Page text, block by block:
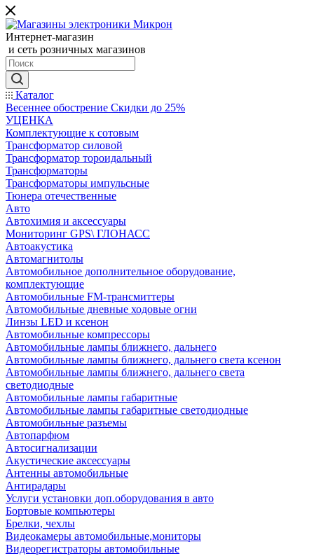
Интернет-магазин
и сеть розничных магазинов
Каталог
Весеннее обострение Скидки до 25%
УЦЕНКА
Комплектующие к сотовым
Трансформатор силовой
Трансформатор тороидальный
Трансформаторы
Трансформаторы импульсные
Тюнера отечественные
Авто
Автохимия и аксессуары
Мониторинг GPS\ ГЛОНАСС
Автоакустика
Автомагнитолы
Автомобильное дополнительное оборудование,
комплектующие
Автомобильные FM-трансмиттеры
Автомобильные дневные ходовые огни
Линзы LED и ксенон
Автомобильные компрессоры
Автомобильные лампы ближнего, дальнего
Автомобильные лампы ближнего, дальнего света ксенон
Автомобильные лампы ближнего, дальнего света
светодиодные
Автомобильные лампы габаритные
Автомобильные лампы габаритные светодиодные
Автомобильные разъемы
Автопарфюм
Автосигнализации
Акустические аксессуары
Антенны автомобильные
Антирадары
Услуги установки доп.оборудования в авто
Бортовые компьютеры
Брелки, чехлы
Видеокамеры автомобильные,мониторы
Видеорегистраторы автомобильные